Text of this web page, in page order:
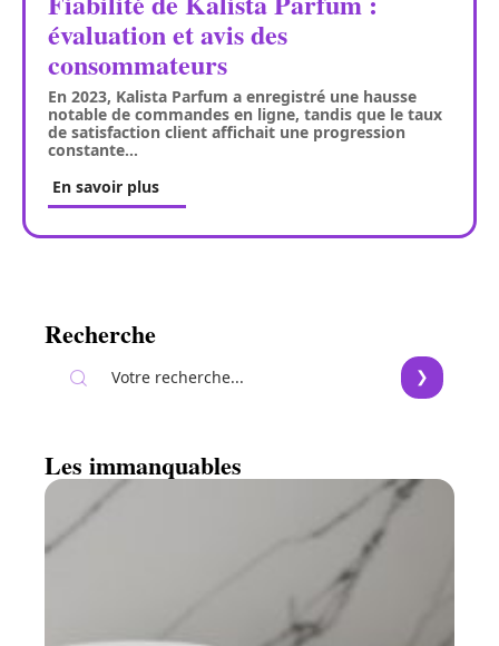
évaluation et avis des
consommateurs
En 2023, Kalista Parfum a enregistré une hausse
notable de commandes en ligne, tandis que le taux
de satisfaction client affichait une progression
constante…
En savoir plus
Recherche
Les immanquables